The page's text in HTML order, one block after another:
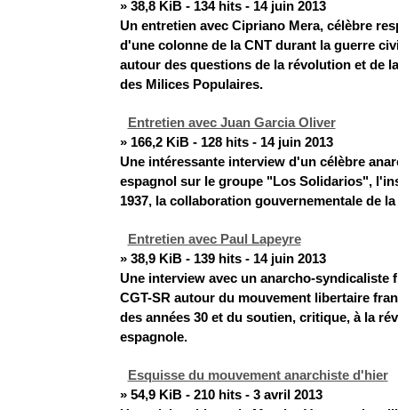
» 38,8 KiB - 134 hits - 14 juin 2013
Un entretien avec Cipriano Mera, célèbre
d'une colonne de la CNT durant la guerre
autour des questions de la révolution et de
des Milices Populaires.
Entretien avec Juan Garcia Oliver
» 166,2 KiB - 128 hits - 14 juin 2013
Une intéressante interview d'un célèbre
espagnol sur le groupe "Los Solidarios",
1937, la collaboration gouvernementale de la
Entretien avec Paul Lapeyre
» 38,9 KiB - 139 hits - 14 juin 2013
Une interview avec un anarcho-syndicaliste
CGT-SR autour du mouvement libertaire
des années 30 et du soutien, critique, à la
espagnole.
Esquisse du mouvement anarchiste d'hier
» 54,9 KiB - 210 hits - 3 avril 2013